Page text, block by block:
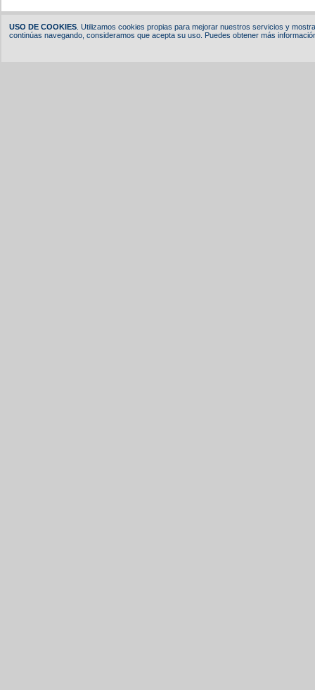
USO DE COOKIES. Utilizamos cookies propias para mejorar nuestros servicios y
continúas navegando, consideramos que acepta su uso. Puedes obtener más